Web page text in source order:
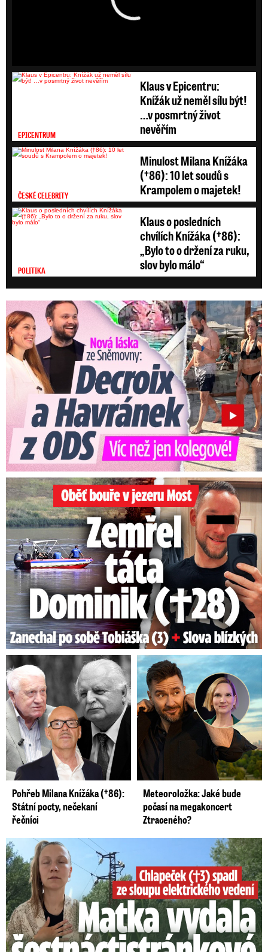
EPICENTRUM
Klaus v Epicentru:
Knížák už neměl sílu být!
…v posmrtný život
nevěřím
ČESKÉ CELEBRITY
Minulost Milana Knížáka
(†86): 10 let soudů s
Krampolem o majetek!
POLITIKA
Klaus o posledních
chvílích Knížáka (†86):
„Bylo to o držení za ruku,
slov bylo málo“
Nová láska ve Sněmovně: Decroix s mladým kolegou z ODS
Oběť bouře v jezeru Most: Zemřel táta Dominik (†28)
Pohřeb Milana Knížáka (†86):
Státní pocty, nečekaní
řečníci
Meteoroložka: Jaké bude
počasí na megakoncert
Ztraceného?
Smrtelný pád chlapce: Matka vydala vyjádření na 16 stran